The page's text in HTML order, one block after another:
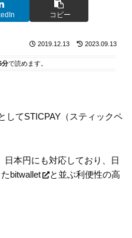
コピー
2019.12.13 2023.09.13
分で読めます。
してSTICPAY（スティックペ
日本円にも対応しており、日
bitwallet
と並ぶ利便性の高